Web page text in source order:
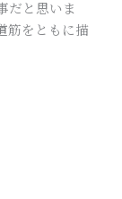
だと思いま
筋をともに描